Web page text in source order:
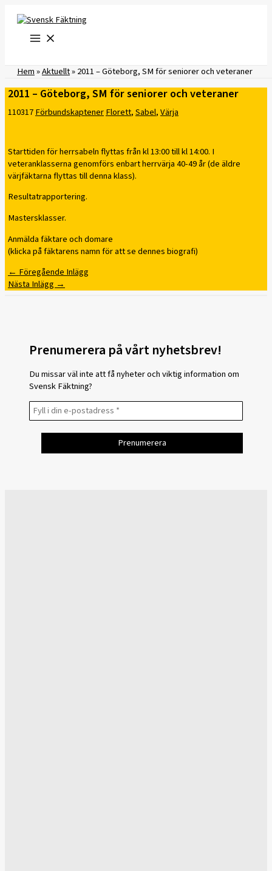
innehåll
Hem»Aktuellt»2011 – Göteborg, SM för seniorer och veteraner
2011 – Göteborg, SM för seniorer och veteraner
110317FörbundskaptenerFlorett,Sabel,Värja
Starttiden för herrsabeln flyttas från kl 13:00 till kl 14:00. I
veteranklasserna genomförs enbart herrvärja 40-49 år (de äldre
värjfäktarna flyttas till denna klass).
Resultatrapportering.
Mastersklasser.
Anmälda fäktare och domare
(klicka på fäktarens namn för att se dennes biografi)
← Föregående Inlägg
Nästa Inlägg →
Prenumerera på vårt nyhetsbrev!
Du missar väl inte att få nyheter och viktig information om
Svensk Fäktning?